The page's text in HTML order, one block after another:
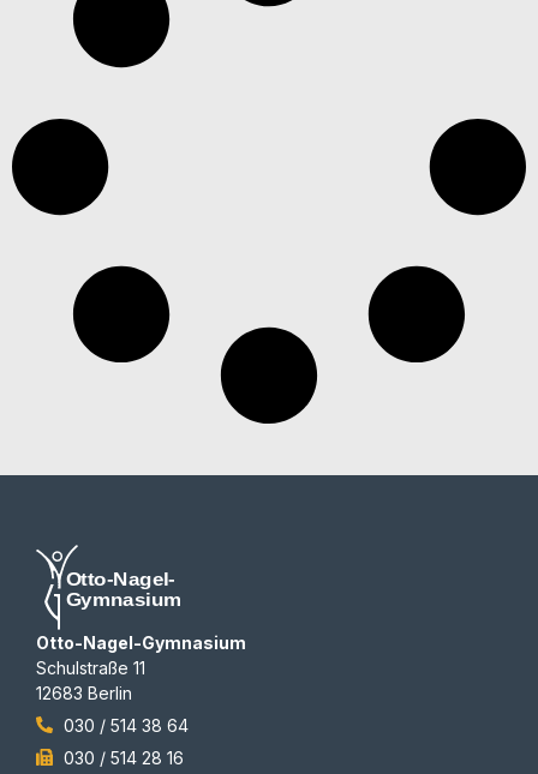
Otto-Nagel-Gymnasium
Schulstraße 11
12683 Berlin
030 / 514 38 64
030 / 514 28 16